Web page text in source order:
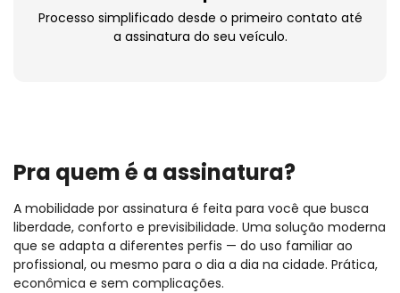
Processo simplificado desde o primeiro contato até
a assinatura do seu veículo.
Pra quem é a assinatura?
A mobilidade por assinatura é feita para você que busca
liberdade, conforto e previsibilidade. Uma solução moderna
que se adapta a diferentes perfis — do uso familiar ao
profissional, ou mesmo para o dia a dia na cidade. Prática,
econômica e sem complicações.